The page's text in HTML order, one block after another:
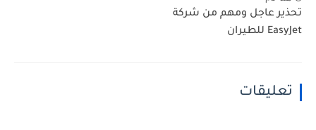
تحذير عاجل ومهم من شركة
EasyJet للطيران
تعليقات